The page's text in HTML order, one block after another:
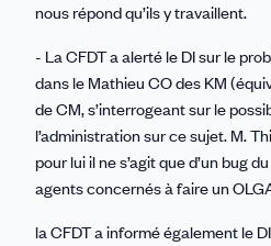
nous répond qu’ils y travaillent.
- La CFDT a alerté le DI sur le
dans le Mathieu CO des KM
de CM, s’interrogeant sur le
l’administration sur ce sujet. M.
pour lui il ne s’agit que d’un bug
agents concernés à faire un
la CFDT a informé également le